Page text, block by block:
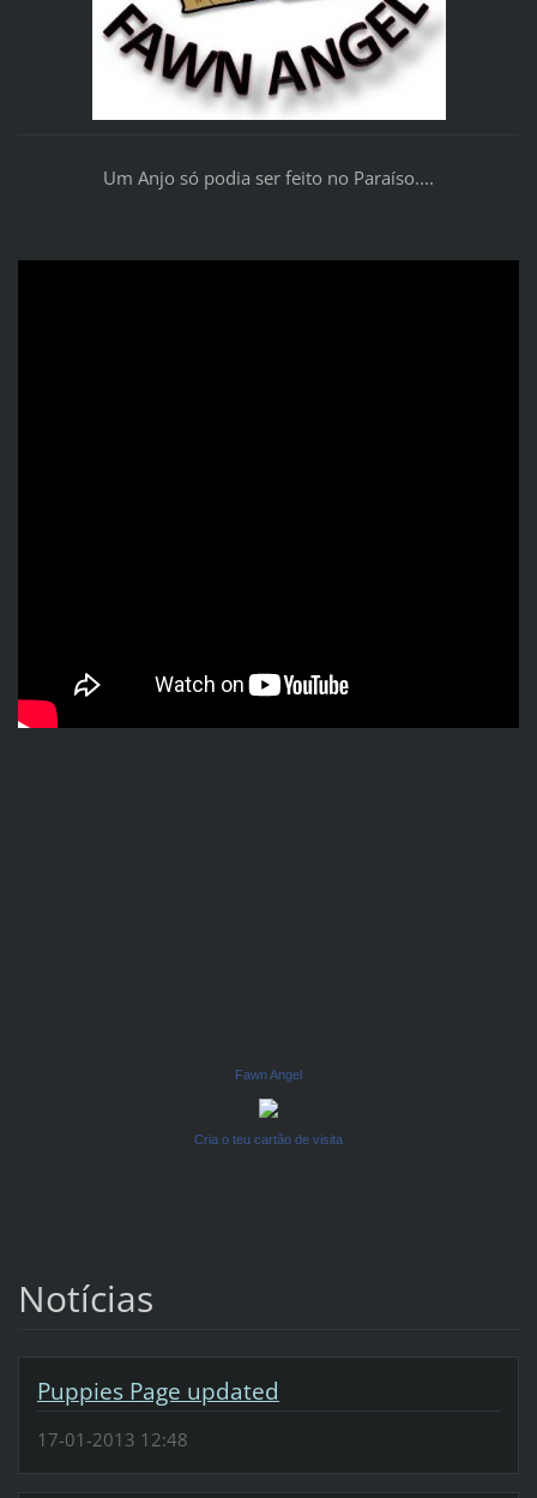
Um Anjo só podia ser feito no Paraíso....
Fawn Angel
Cria o teu cartão de visita
Notícias
Puppies Page updated
17-01-2013 12:48